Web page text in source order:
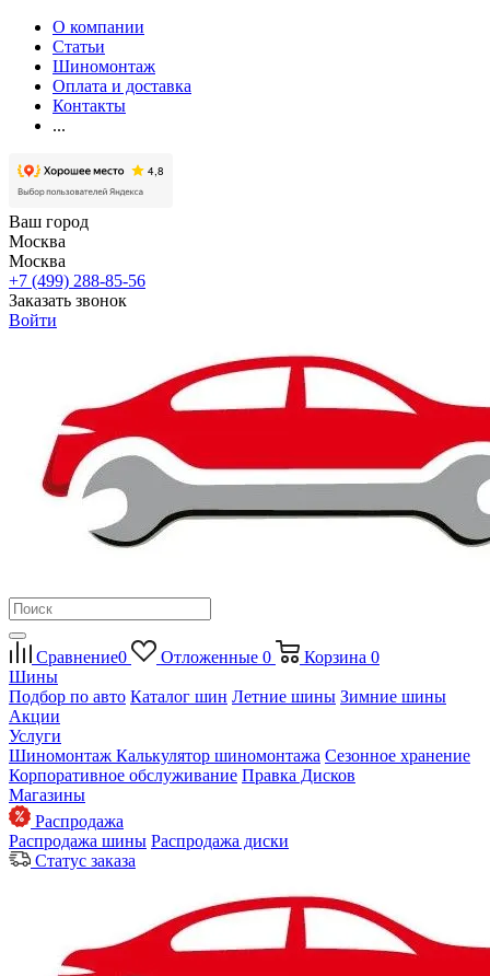
О компании
Статьи
Шиномонтаж
Оплата и доставка
Контакты
...
Ваш город
Москва
Москва
+7 (499) 288-85-56
Заказать звонок
Войти
Сравнение0 Отложенные 0 Корзина 0
Шины
Подбор по авто Каталог шин Летние шины Зимние шины
Акции
Услуги
Шиномонтаж Калькулятор шиномонтажа Сезонное хранение
Корпоративное обслуживание Правка Дисков
Магазины
Распродажа
Распродажа шины Распродажа диски
Статус заказа